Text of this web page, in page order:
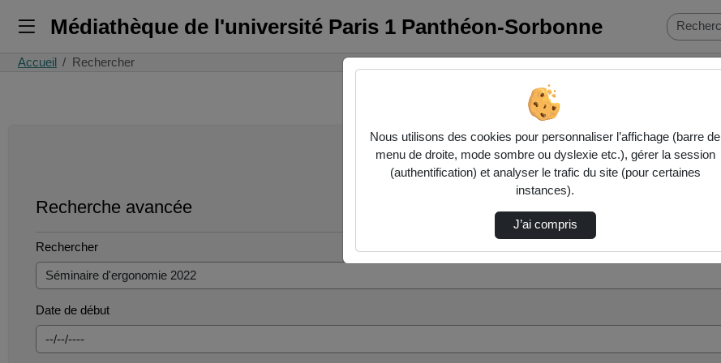
Médiathèque de l'université Paris 1 Panthéon-Sorbonne
Accueil Rechercher
Recherche avancée
Rechercher
Date de début
Nous utilisons des cookies pour personnaliser l’affichage (barre de
menu de droite, mode sombre ou dyslexie etc.), gérer la session
(authentification) et analyser le trafic du site (pour certaines
instances).
J’ai compris